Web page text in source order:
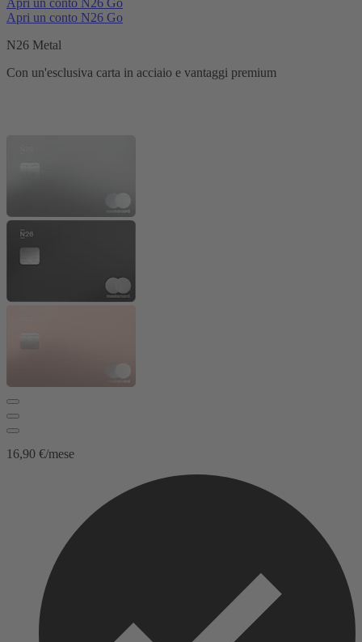
Apri un conto N26 Go
Apri un conto N26 Go
N26 Metal
Con un'esclusiva carta in acciaio e vantaggi premium
16,90 €/mese